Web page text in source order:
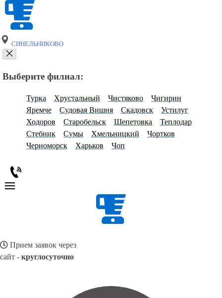
СИНЕЛЬНИКОВО
Выберите филиал:
Турка Хрустальный Чистяково
Чигирин
Яремче
Судовая Вишня Скадовск
Устилуг
Ходоров
Старобельск Шепетовка
Теплодар
Стебник
Сумы Хмельницкий
Чортков
Черноморск
Харьков Чоп
Прием заявок через
сайт - круглосуточно